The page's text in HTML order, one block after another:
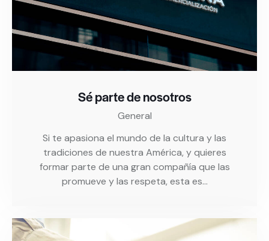
Sé parte de nosotros
General
Si te apasiona el mundo de la cultura y las
tradiciones de nuestra América, y quieres
formar parte de una gran compañía que las
promueve y las respeta, esta es…